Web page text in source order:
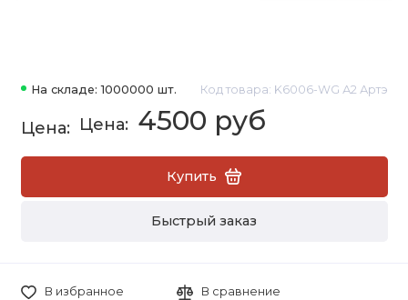
На складе: 1000000 шт. Код товара: K6006-WG А2 Артэ
4500 руб
Купить
Быстрый заказ
В избранное В сравнение